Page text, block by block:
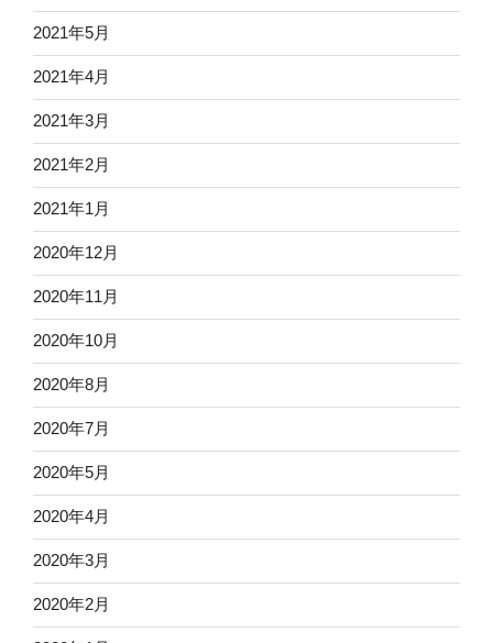
2021年5月
2021年4月
2021年3月
2021年2月
2021年1月
2020年12月
2020年11月
2020年10月
2020年8月
2020年7月
2020年5月
2020年4月
2020年3月
2020年2月